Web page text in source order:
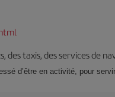
des taxis, des services de
d’être en activité, pour